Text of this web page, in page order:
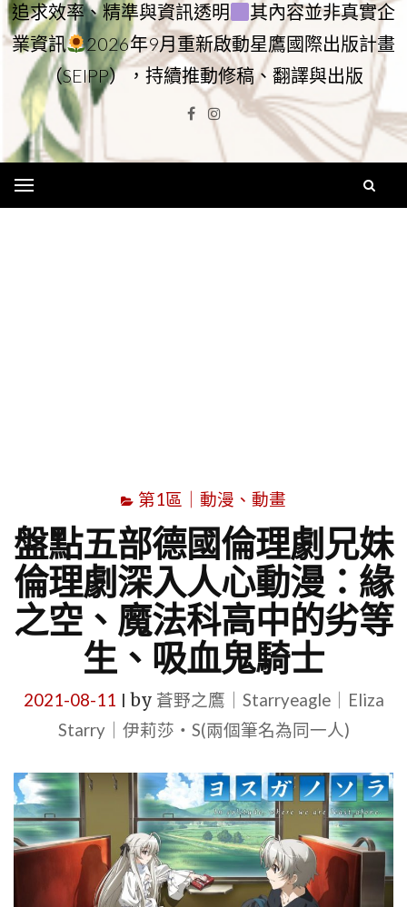
追求效率、精準與資訊透明
其內容並非真實企
業資訊
2026年9月重新啟動星鷹國際出版計畫
（SEIPP），持續推動修稿、翻譯與出版
Facebook
Instagram
第1區｜動漫、動畫
盤點五部德國倫理劇兄妹
倫理劇深入人心動漫：緣
之空、魔法科高中的劣等
生、吸血鬼騎士
2021-08-11 by 蒼野之鷹｜Starryeagle｜Eliza
Starry｜伊莉莎・S(兩個筆名為同一人)